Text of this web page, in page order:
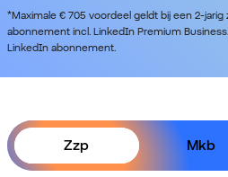
*Maximale € 705 voordeel geldt bij een 2-jarig
abonnement incl. LinkedIn Premium
LinkedIn abonnement.
Zzp Mkb